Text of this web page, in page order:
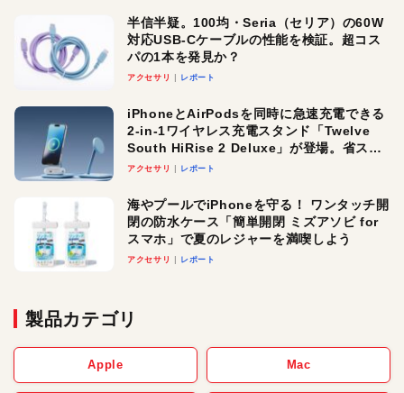
半信半疑。100均・Seria（セリア）の60W
対応USB-Cケーブルの性能を検証。超コス
パの1本を発見か？
アクセサリ レポート
iPhoneとAirPodsを同時に急速充電できる
2-in-1ワイヤレス充電スタンド「Twelve
South HiRise 2 Deluxe」が登場。省スペ
ースでおしゃれに充電したい人にオスス
アクセサリ レポート
海やプールでiPhoneを守る！ ワンタッチ開
閉の防水ケース「簡単開閉 ミズアソビ for
スマホ」で夏のレジャーを満喫しよう
アクセサリ レポート
製品カテゴリ
Apple Mac